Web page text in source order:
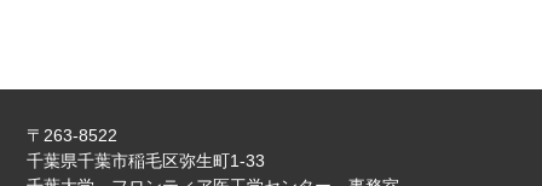
〒263-8522
千葉県千葉市稲毛区弥生町1-33